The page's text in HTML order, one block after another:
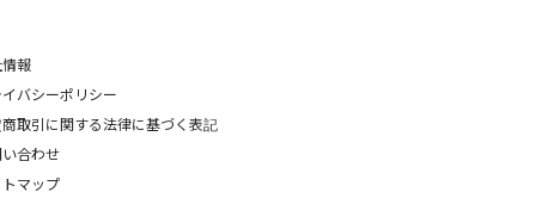
報
イバシーポリシー
取引に関する法律に基づく表記
い合わせ
マップ